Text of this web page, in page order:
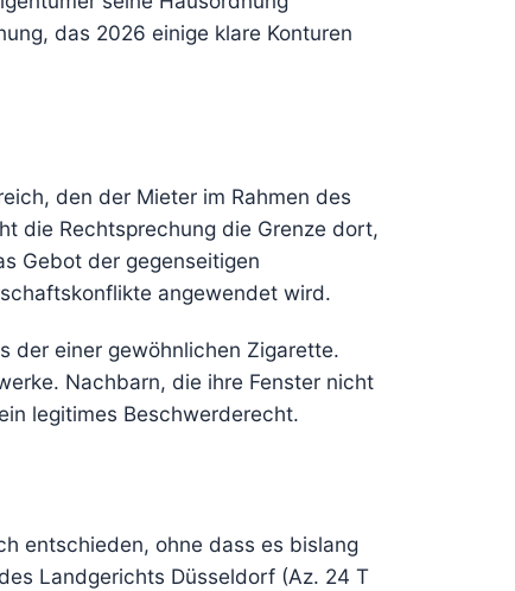
das 2026 einige klare Konturen
den der Mieter im Rahmen des
die Rechtsprechung die Grenze dort,
Gebot der gegenseitigen
angewendet wird.
der einer gewöhnlichen Zigarette.
Nachbarn, die ihre Fenster nicht
legitimes Beschwerderecht.
entschieden, ohne dass es bislang
Landgerichts Düsseldorf (Az. 24 T